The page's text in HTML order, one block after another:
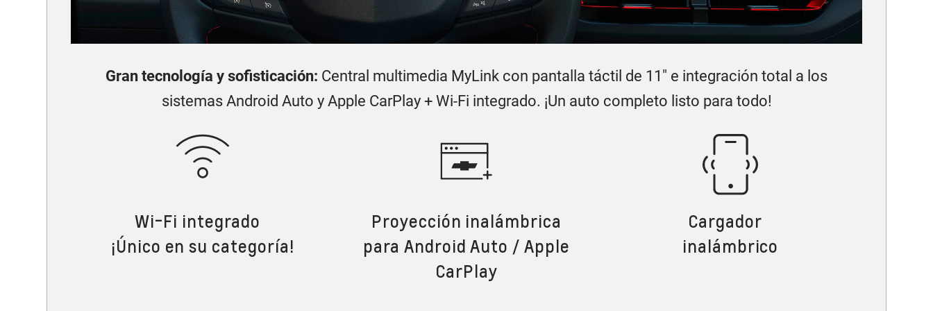
Gran tecnología y sofisticación: Central multimedia MyLink con pantalla táctil de 11" e integración total a los
sistemas Android Auto y Apple CarPlay + Wi-Fi integrado. ¡Un auto completo listo para todo!
Wi-Fi integrado
¡Único en su categoría!
Proyección inalámbrica
para Android Auto / Apple
CarPlay
Cargador
inalámbrico